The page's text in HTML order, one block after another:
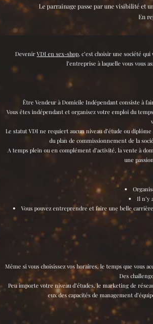
Le parrainage passe par une visibilité et
En
Devenir VDI en sex-shop, c’est choisir une société
l’entreprise à laquelle vous vous
Être Vendeur à Domicile Indépendant consiste à
Vous êtes indépendant et organisez votre emploi du
Le statut VDI ne requiert aucun niveau d’étude ou
du plan de commissionnement de la
A temps plein ou en complément d’activité, la vente à
une
Il n’y
Vous pouvez entreprendre et faire une belle
Même si vous choisissez vos horaires, le temps que vous
Des
Peu importe votre niveau d’études, le marketing de
eux des capacités de management